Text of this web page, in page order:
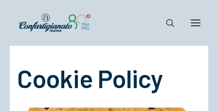
Notizie e Documenti
Confartigianato
Cookie Policy